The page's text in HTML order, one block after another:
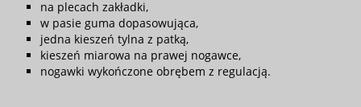
na plecach zakładki,
w pasie guma dopasowująca,
jedna kieszeń tylna z patką,
kieszeń miarowa na prawej nogawce,
nogawki wykończone obrębem z regulacją.